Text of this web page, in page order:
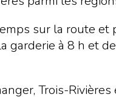
sur la route
garderie à 8 h et
Trois-